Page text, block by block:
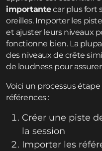
importantecar plus fort
oreilles. Importer les
et ajuster leurs niveaux
fonctionne bien. La
des niveaux de crête
de loudness pour
Voici un processus
références :
Créer une piste
la session
Importer les